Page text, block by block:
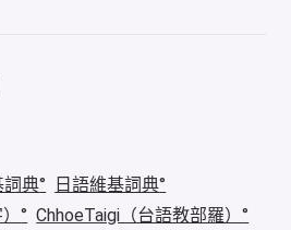
詞典
日語維基詞典
）
ChhoeTaigi（台語教部羅）